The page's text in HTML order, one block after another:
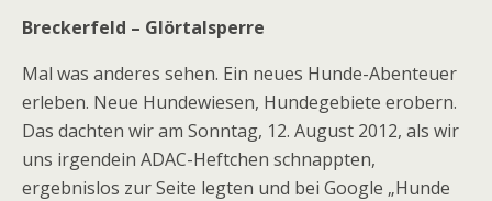
Breckerfeld – Glörtalsperre
Mal was anderes sehen. Ein neues Hunde-Abenteuer
erleben. Neue Hundewiesen, Hundegebiete erobern.
Das dachten wir am Sonntag, 12. August 2012, als wir
uns irgendein ADAC-Heftchen schnappten,
ergebnislos zur Seite legten und bei Google „Hunde